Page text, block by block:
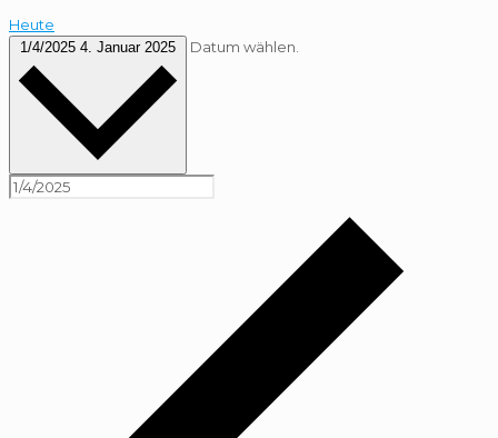
Heute
1/4/2025 4. Januar 2025 Datum wählen.